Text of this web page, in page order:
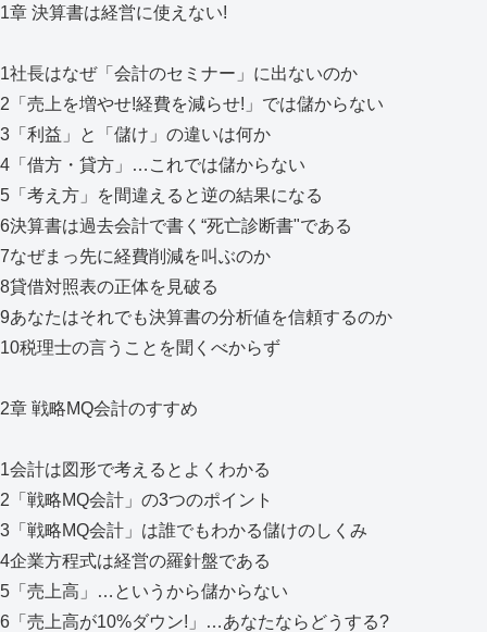
1章 決算書は経営に使えない!
1社長はなぜ「会計のセミナー」に出ないのか
2「売上を増やせ!経費を減らせ!」では儲からない
3「利益」と「儲け」の違いは何か
4「借方・貸方」…これでは儲からない
5「考え方」を間違えると逆の結果になる
6決算書は過去会計で書く“死亡診断書"である
7なぜまっ先に経費削減を叫ぶのか
8貸借対照表の正体を見破る
9あなたはそれでも決算書の分析値を信頼するのか
10税理士の言うことを聞くべからず
2章 戦略MQ会計のすすめ
1会計は図形で考えるとよくわかる
2「戦略MQ会計」の3つのポイント
3「戦略MQ会計」は誰でもわかる儲けのしくみ
4企業方程式は経営の羅針盤である
5「売上高」…というから儲からない
6「売上高が10%ダウン!」…あなたならどうする?